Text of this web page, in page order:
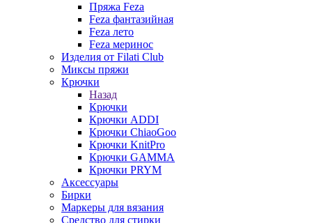
Пряжа Feza
Feza фантазийная
Feza лето
Feza меринос
Изделия от Filati Club
Миксы пряжи
Крючки
Назад
Крючки
Крючки ADDI
Крючки ChiaoGoo
Крючки KnitPro
Крючки GAMMA
Крючки PRYM
Аксессуары
Бирки
Маркеры для вязания
Средство для стирки